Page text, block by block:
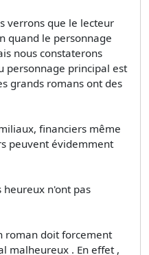
verrons que le lecteur
quand le personnage
nous constaterons
personnage principal est
grands romans ont des
financiers même
peuvent évidemment
heureux n'ont pas
roman doit forcement
malheureux . En effet ,